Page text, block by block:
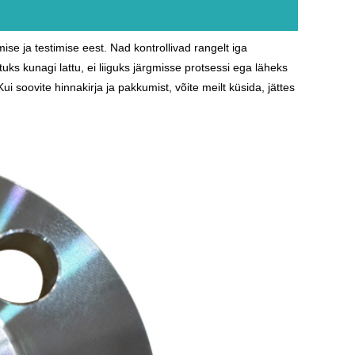
ja testimise eest. Nad kontrollivad rangelt iga
kunagi lattu, ei liiguks järgmisse protsessi ega läheks
soovite hinnakirja ja pakkumist, võite meilt küsida, jättes